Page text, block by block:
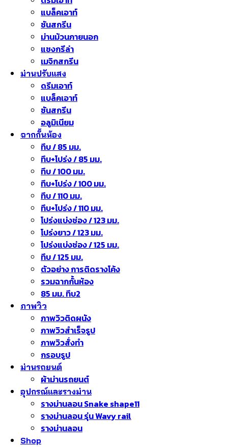
แบล็คเอาท์
ซันสกรีน
ม่านม้วนภายนอก
แชงกรีล่า
เมจิกสกรีน
ม่านปรับแสง
ดรีมเอาท์
แบล็คเอาท์
ซันสกรีน
อลูมิเนียม
ฉากกั้นห้อง
ทึบ / 85 มม.
ทึบ+โปร่ง / 85 มม.
ทึบ / 100 มม.
ทึบ+โปร่ง / 100 มม.
ทึบ / 110 มม.
ทึบ+โปร่ง / 110 มม.
โปร่งแบ่งช่อง / 123 มม.
โปร่งยาว / 123 มม.
โปร่งแบ่งช่อง / 125 มม.
ทึบ / 125 มม.
ตัวอย่าง การติดรางโค้ง
รวมฉากกั้นห้อง
85 มม. ทึบ2
ภาพวิว
ภาพวิวติดผนัง
ภาพวิวสำเร็จรูป
ภาพวิวสั่งทำ
กรอบรูป
ม่านรถยนต์
ผ้าม่านรถยนต์
อุปกรณ์และรางม่าน
รางม่านลอน Snake shape11
รางม่านลอน รุ่น Wavy rail
รางม่านลอน
Shop